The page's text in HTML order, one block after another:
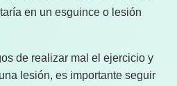
en un esguince o lesión
de realizar mal el ejercicio y
lesión, es importante seguir